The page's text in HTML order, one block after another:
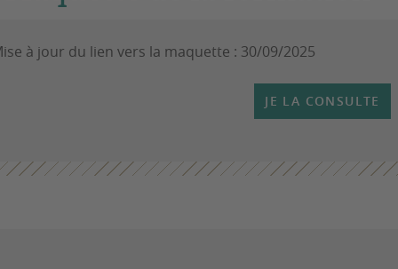
à jour du lien vers la maquette : 30/09/2025
JE LA CONSULTE